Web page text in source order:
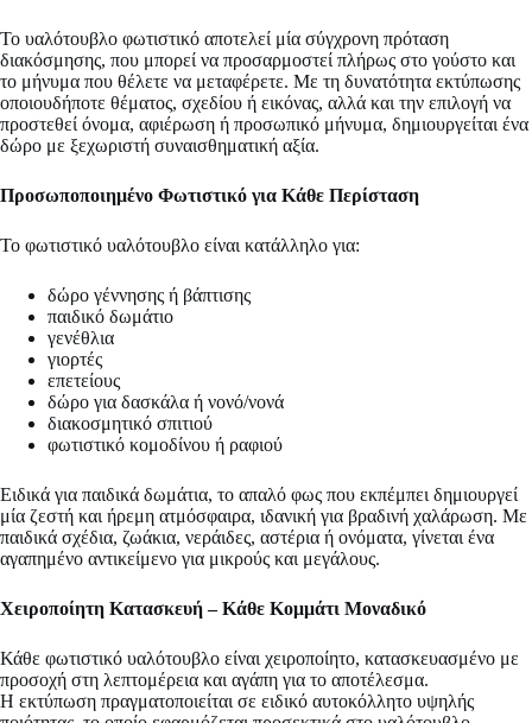
Το υαλότουβλο φωτιστικό αποτελεί μία σύγχρονη πρόταση
διακόσμησης, που μπορεί να προσαρμοστεί πλήρως στο γούστο και
το μήνυμα που θέλετε να μεταφέρετε. Με τη δυνατότητα εκτύπωσης
οποιουδήποτε θέματος, σχεδίου ή εικόνας, αλλά και την επιλογή να
προστεθεί όνομα, αφιέρωση ή προσωπικό μήνυμα, δημιουργείται ένα
δώρο με ξεχωριστή συναισθηματική αξία.
Προσωποποιημένο Φωτιστικό για Κάθε Περίσταση
Το φωτιστικό υαλότουβλο είναι κατάλληλο για:
δώρο γέννησης ή βάπτισης
παιδικό δωμάτιο
γενέθλια
γιορτές
επετείους
δώρο για δασκάλα ή νονό/νονά
διακοσμητικό σπιτιού
φωτιστικό κομοδίνου ή ραφιού
Ειδικά για παιδικά δωμάτια, το απαλό φως που εκπέμπει δημιουργεί
μία ζεστή και ήρεμη ατμόσφαιρα, ιδανική για βραδινή χαλάρωση. Με
παιδικά σχέδια, ζωάκια, νεράιδες, αστέρια ή ονόματα, γίνεται ένα
αγαπημένο αντικείμενο για μικρούς και μεγάλους.
Χειροποίητη Κατασκευή – Κάθε Κομμάτι Μοναδικό
Κάθε φωτιστικό υαλότουβλο είναι χειροποίητο, κατασκευασμένο με
προσοχή στη λεπτομέρεια και αγάπη για το αποτέλεσμα.
Η εκτύπωση πραγματοποιείται σε ειδικό αυτοκόλλητο υψηλής